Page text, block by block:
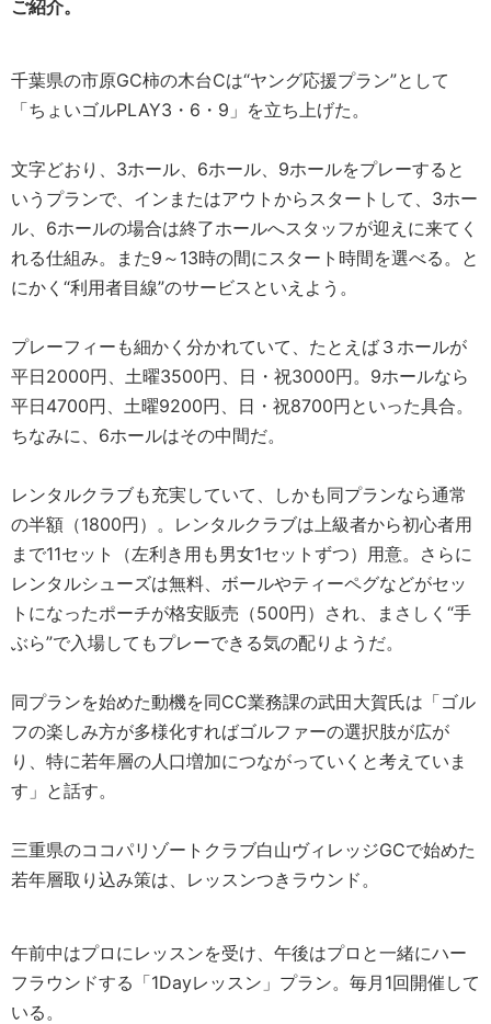
ご紹介。
千葉県の市原GC柿の木台Cは“ヤング応援プラン”として
「ちょいゴルPLAY3・6・9」を立ち上げた。
文字どおり、3ホール、6ホール、9ホールをプレーすると
いうプランで、インまたはアウトからスタートして、3ホー
ル、6ホールの場合は終了ホールへスタッフが迎えに来てく
れる仕組み。また9～13時の間にスタート時間を選べる。と
にかく“利用者目線”のサービスといえよう。
プレーフィーも細かく分かれていて、たとえば３ホールが
平日2000円、土曜3500円、日・祝3000円。9ホールなら
平日4700円、土曜9200円、日・祝8700円といった具合。
ちなみに、6ホールはその中間だ。
レンタルクラブも充実していて、しかも同プランなら通常
の半額（1800円）。レンタルクラブは上級者から初心者用
まで11セット（左利き用も男女1セットずつ）用意。さらに
レンタルシューズは無料、ボールやティーペグなどがセッ
トになったポーチが格安販売（500円）され、まさしく“手
ぶら”で入場してもプレーできる気の配りようだ。
同プランを始めた動機を同CC業務課の武田大賀氏は「ゴル
フの楽しみ方が多様化すればゴルファーの選択肢が広が
り、特に若年層の人口増加につながっていくと考えていま
す」と話す。
三重県のココパリゾートクラブ白山ヴィレッジGCで始めた
若年層取り込み策は、レッスンつきラウンド。
午前中はプロにレッスンを受け、午後はプロと一緒にハー
フラウンドする「1Dayレッスン」プラン。毎月1回開催して
いる。